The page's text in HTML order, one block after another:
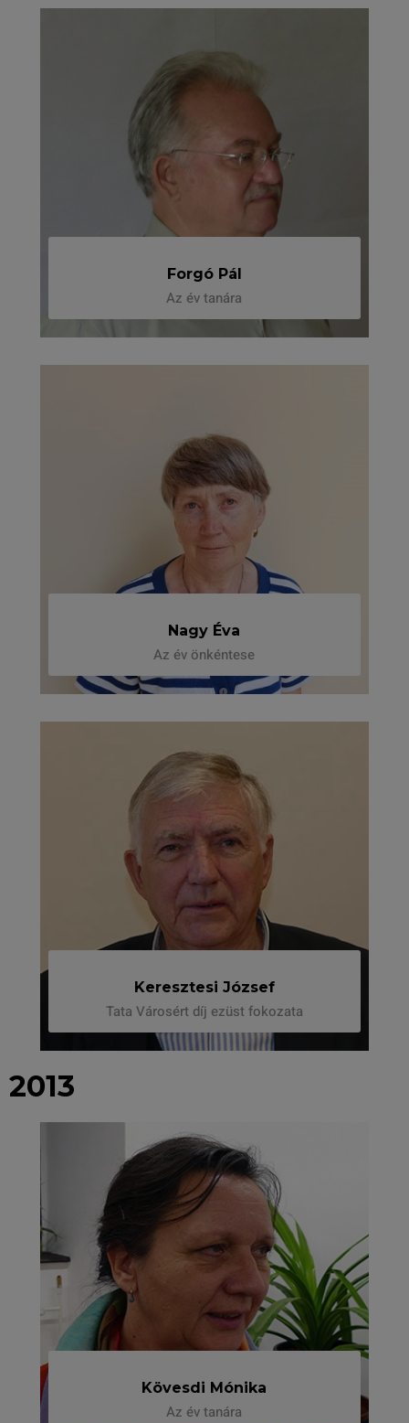
Forgó Pál
Az év tanára
Nagy Éva
Az év önkéntese
Keresztesi József
Tata Városért díj ezüst fokozata
2013
Kövesdi Mónika
Az év tanára